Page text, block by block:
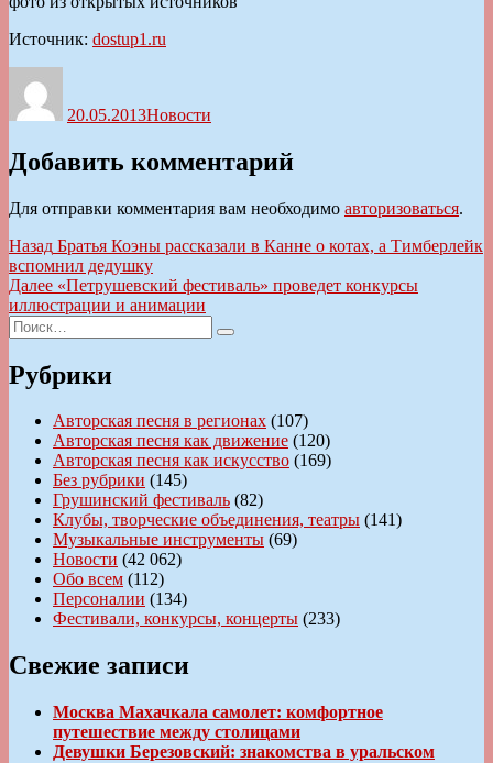
Источник: dostup1.ru
20.05.2013Новости
Добавить комментарий
Для отправки комментария вам необходимо авторизоваться.
Навигация
по
записям
Назад Предыдущая
запись:
Братья Коэны рассказали в Канне о котах, а Тимберлейк
вспомнил дедушку
Далее Следующая
запись:
«Петрушевский фестиваль» проведет конкурсы
иллюстрации и анимации
Искать:
Поиск
Рубрики
Авторская песня в регионах (107)
Авторская песня как движение (120)
Авторская песня как искусство (169)
Без рубрики (145)
Грушинский фестиваль (82)
Клубы, творческие объединения, театры (141)
Музыкальные инструменты (69)
Новости (42 062)
Обо всем (112)
Персоналии (134)
Фестивали, конкурсы, концерты (233)
Свежие записи
Москва Махачкала самолет: комфортное
путешествие между столицами
Девушки Березовский: знакомства в уральском